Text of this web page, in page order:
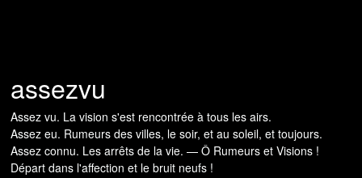
assezvu
Assez vu. La vision s'est rencontrée à tous les airs.
Assez eu. Rumeurs des villes, le soir, et au soleil, et toujours.
Assez connu. Les arrêts de la vie. — Ô Rumeurs et Visions !
Départ dans l'affection et le bruit neufs !